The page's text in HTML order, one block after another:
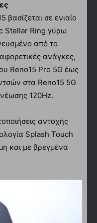
βασίζεται σε ενιαίο
Stellar Ring γύρω
από το
ανάγκες,
Reno15 Pro 5G έως
στα Reno15 5G
120Hz.
αντοχής
Splash Touch
και με βρεγμένα